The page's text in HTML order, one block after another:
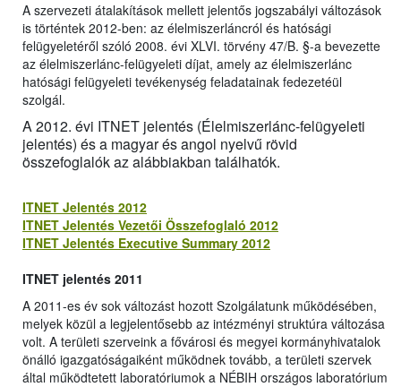
A szervezeti átalakítások mellett jelentős jogszabályi változások
is történtek 2012-ben: az élelmiszerláncról és hatósági
felügyeletéről szóló 2008. évi XLVI. törvény 47/B. §-a bevezette
az élelmiszerlánc-felügyeleti díjat, amely az élelmiszerlánc
hatósági felügyeleti tevékenység feladatainak fedezetéül
szolgál.
A 2012. évi ITNET jelentés (Élelmiszerlánc-felügyeleti
jelentés) és a magyar és angol nyelvű rövid
összefoglalók az alábbiakban találhatók.
ITNET Jelentés 2012
ITNET Jelentés Vezetői Összefoglaló 2012
ITNET Jelentés Executive Summary 2012
ITNET jelentés 2011
A 2011-es év sok változást hozott Szolgálatunk működésében,
melyek közül a legjelentősebb az intézményi struktúra változása
volt. A területi szerveink a fővárosi és megyei kormányhivatalok
önálló igazgatóságaiként működnek tovább, a területi szervek
által működtetett laboratóriumok a NÉBIH országos laboratórium